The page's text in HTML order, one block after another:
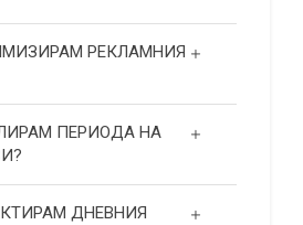
РЕКЛАМНИЯ
ПЕРИОДА НА
ДНЕВНИЯ